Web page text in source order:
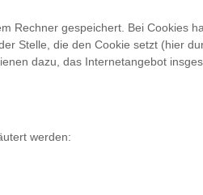
Rechner gespeichert. Bei Cookies
Stelle, die den Cookie setzt (hier
dazu, das Internetangebot
werden: